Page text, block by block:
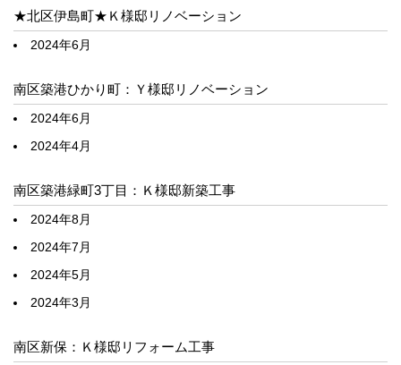
★北区伊島町★Ｋ様邸リノベーション
2024年6月
南区築港ひかり町：Ｙ様邸リノベーション
2024年6月
2024年4月
南区築港緑町3丁目：Ｋ様邸新築工事
2024年8月
2024年7月
2024年5月
2024年3月
南区新保：Ｋ様邸リフォーム工事